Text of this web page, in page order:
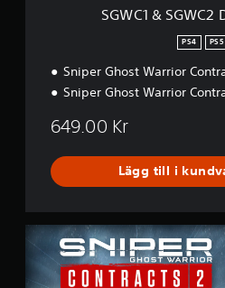
SGWC1 &
PS4 PS5
Sniper Ghost Warrior
Sniper Ghost Warrior
649.00 Kr
Lägg till i
o